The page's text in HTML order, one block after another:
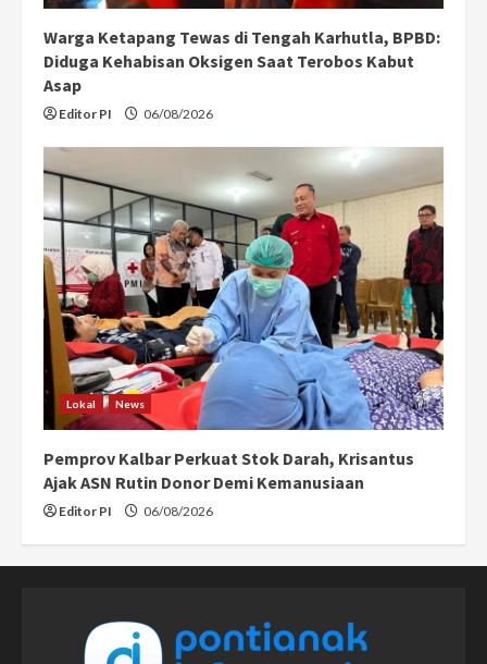
Warga Ketapang Tewas di Tengah Karhutla, BPBD:
Diduga Kehabisan Oksigen Saat Terobos Kabut
Asap
Editor PI 06/08/2026
Lokal News
Pemprov Kalbar Perkuat Stok Darah, Krisantus
Ajak ASN Rutin Donor Demi Kemanusiaan
Editor PI 06/08/2026